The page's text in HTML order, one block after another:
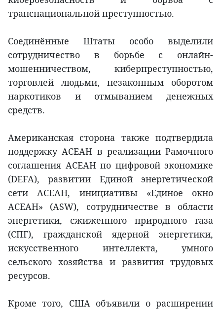
транснациональной преступностью.
Соединённые Штаты особо выделили
сотрудничество в борьбе с онлайн-
мошенничеством, киберпреступностью,
торговлей людьми, незаконным оборотом
наркотиков и отмыванием денежных
средств.
Американская сторона также подтвердила
поддержку АСЕАН в реализации Рамочного
соглашения АСЕАН по цифровой экономике
(DEFA), развитии Единой энергетической
сети АСЕАН, инициативы «Единое окно
АСЕАН» (ASW), сотрудничестве в области
энергетики, сжиженного природного газа
(СПГ), гражданской ядерной энергетики,
искусственного интеллекта, умного
сельского хозяйства и развития трудовых
ресурсов.
Кроме того, США объявили о расширении